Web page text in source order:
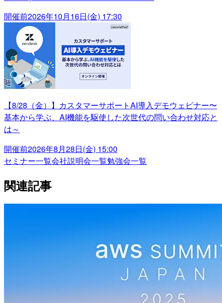
開催前2026年10月16日(金) 17:30
【8/28（金）】カスタマーサポートAI導入デモウェビナー〜
基本から学ぶ、AI機能を駆使した次世代の問い合わせ対応と
は～
開催前2026年8月28日(金) 15:00
セミナー一覧会社説明会一覧勉強会一覧
関連記事